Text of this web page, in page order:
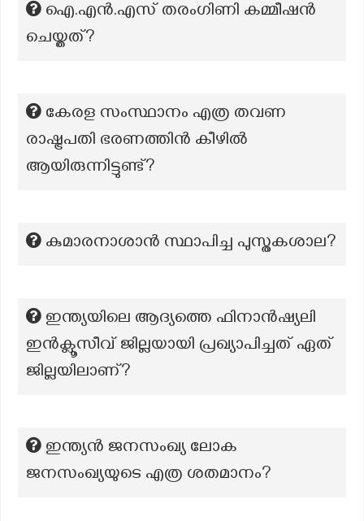
ഐ.എൻ.എസ് തരംഗിണി കമ്മീഷൻ
ചെയ്തത്?
കേരള സംസ്ഥാനം എത്ര തവണ
രാഷ്ട്രപതി ഭരണത്തിൻ കീഴിൽ
ആയിരുന്നിട്ടുണ്ട്?
കുമാരനാശാൻ സ്ഥാപിച്ച പുസ്തകശാല?
ഇന്ത്യയിലെ ആദ്യത്തെ ഫിനാൻഷ്യലി
ഇൻക്ലൂസീവ് ജില്ലയായി പ്രഖ്യാപിച്ചത് ഏത്
ജില്ലയിലാണ്?
ഇന്ത്യൻ ജനസംഖ്യ ലോക
ജനസംഖ്യയുടെ എത്ര ശതമാനം?